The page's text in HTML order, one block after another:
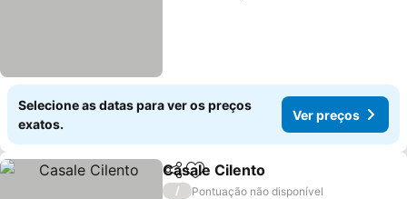
Selecione as datas para ver os preços
exatos.
Ver preços
PartilharAdicionar aos favoritos
Casale Cilento
/
Pontuação não disponível